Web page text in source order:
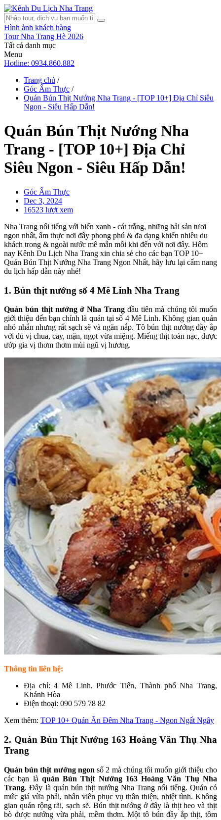
Hình ảnh khách hàng
Tour Nha Trang Hè 2026
Tất cả danh mục
Menu
Hotline: 0934.860.882
Trang chủ /
Góc Ẩm Thực /
Quán Bún Thịt Nướng Nha Trang - [TOP 10+] Địa Chỉ Siêu
Ngon - Siêu Hấp Dẫn!
Quán Bún Thịt Nướng Nha
Trang - [TOP 10+] Địa Chỉ
Siêu Ngon - Siêu Hấp Dẫn!
Góc Ẩm Thực
Dec 3, 2024
16523 lượt xem
Nha Trang nổi tiếng với biển xanh - cát trắng, những hải sản tươi
ngon nhất, ẩm thực nơi đây phong phú & đa dạng khiến nhiều du
khách trong & ngoài nước mê mẫn mỗi khi đến với nơi đây. Hôm
nay Kênh Du Lịch Nha Trang xin chia sẻ cho các bạn TOP 10+
Quán Bún Thịt Nướng Nha Trang Ngon Nhất, hãy lưu lại cẩm nang
du lịch hấp dẫn này nhé!
1. Bún thịt nướng số 4 Mê Linh Nha Trang
Quán bún thịt nướng ở Nha Trangđầu tiên mà chúng tôi muốn
giới thiệu đến bạn chính là quán tại số 4 Mê Linh. Không gian quán
nhỏ nhắn nhưng rất sạch sẽ và ngăn nắp. Tô bún thịt nướng đầy ắp
với đủ vị chua, cay, mặn, ngọt vừa miệng. Miếng thịt toàn nạc, được
ướp gia vị thơm thơm mùi ngũ vị hương.
Thông tin liên hệ:
Địa chỉ: 4 Mê Linh, Phước Tiến, Thành phố Nha Trang,
Khánh Hòa
Điện thoại: 090 579 78 82
Xem thêm: TOP 10+ Quán Ăn Đêm Nha Trang - Ngon Ngất Ngây
2. Quán Bún Thịt Nướng 163 Hoàng Văn Thụ Nha
Trang
Quán bún thịt nướng ngon số 2 mà chúng tôi muốn giới thiệu cho
các bạn là quán Bún Thịt Nướng 163 Hoàng Văn Thụ Nha
Trang. Đây là quán bún thịt nướng Nha Trang nổi tiếng. Quán có
mức giá vừa phải, nhân viên phục vụ thân thiện, nhiệt tình. Không
gian quán rộng rãi, sạch sẽ. Bún thịt nướng ở đây là thịt heo và thịt
bò được nướng vừa phải, mềm thơm. Một tô bún đầy ắp thịt, tôm